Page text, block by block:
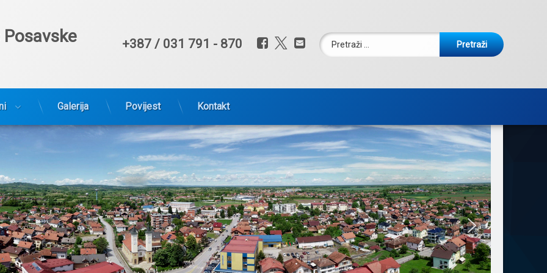
Broj telefona
+387 / 031 791 - 870 Facebook
X.com
E-mail
Pretraži:
Galerija Povijest Kontakt